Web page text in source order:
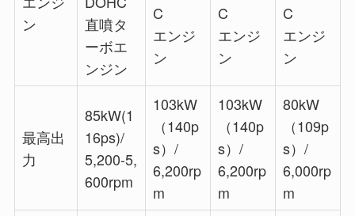
ン
直噴タ
ーボエ
ンジン
C
エンジ
ン
C
エンジ
ン
C
エンジ
ン
最高出
力
85kW(1
16ps)/
5,200-5,
600rpm
103kW
（140p
s）/
6,200rp
m
103kW
（140p
s）/
6,200rp
m
80kW
（109p
s）/
6,000rp
m